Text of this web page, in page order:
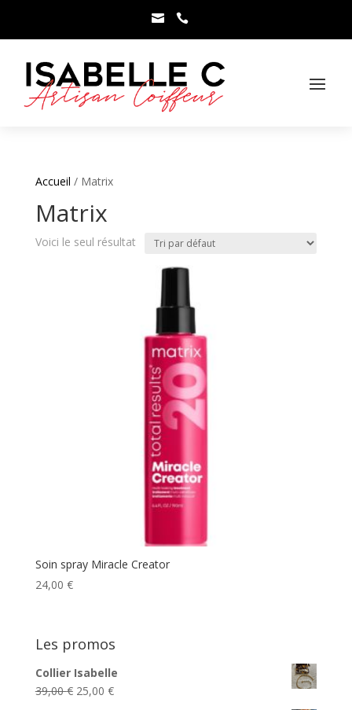
 

Accueil / Matrix
Matrix
Voici le seul résultat
Soin spray Miracle Creator
24,00 €
Les promos
Collier Isabelle
39,00€ Le
25,00 €Le